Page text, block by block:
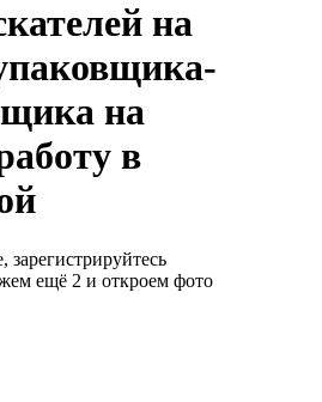
на
на
в
ещё 2 и откроем фото